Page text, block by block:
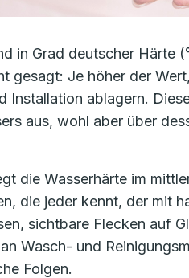
in Grad deutscher Härte
gesagt: Je höher der
Installation ablagern.
aus, wohl aber über
die Wasserhärte im
die jeder kennt, der mit
sichtbare Flecken auf
Wasch- und
Folgen.